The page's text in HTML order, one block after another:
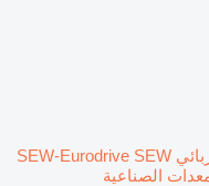
محرك كهربائي SEW-Eurodrive SEW